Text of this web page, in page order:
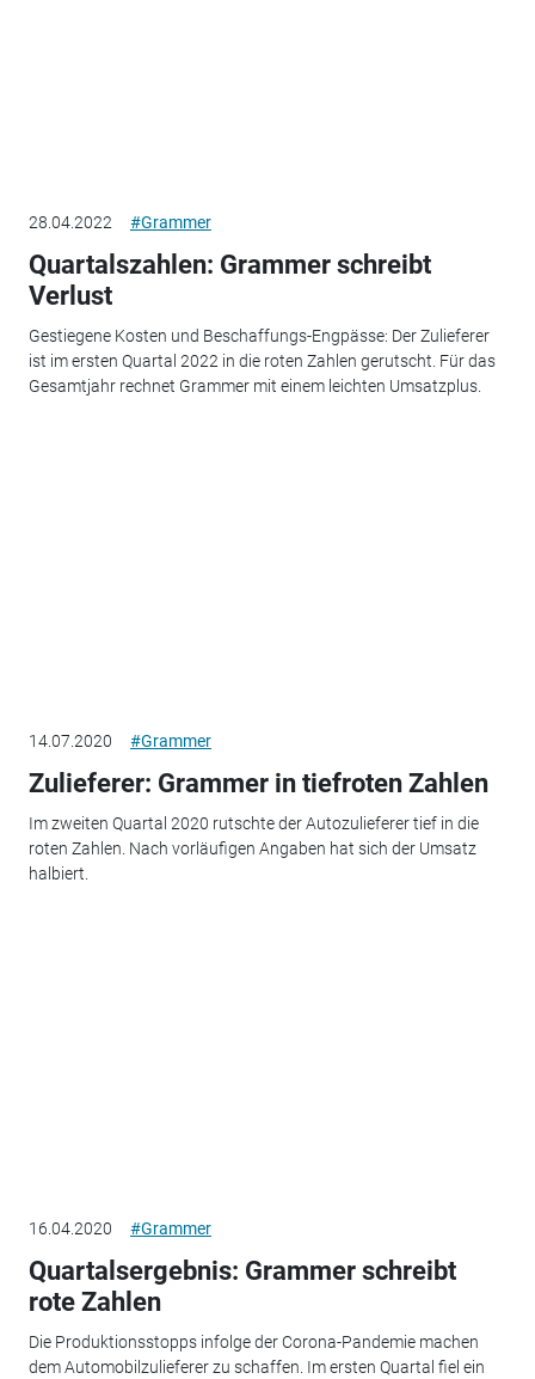
28.04.2022 #Grammer
Quartalszahlen: Grammer schreibt
Verlust
Gestiegene Kosten und Beschaffungs-Engpässe: Der Zulieferer
ist im ersten Quartal 2022 in die roten Zahlen gerutscht. Für das
Gesamtjahr rechnet Grammer mit einem leichten Umsatzplus.
14.07.2020 #Grammer
Zulieferer: Grammer in tiefroten Zahlen
Im zweiten Quartal 2020 rutschte der Autozulieferer tief in die
roten Zahlen. Nach vorläufigen Angaben hat sich der Umsatz
halbiert.
16.04.2020 #Grammer
Quartalsergebnis: Grammer schreibt
rote Zahlen
Die Produktionsstopps infolge der Corona-Pandemie machen
dem Automobilzulieferer zu schaffen. Im ersten Quartal fiel ein